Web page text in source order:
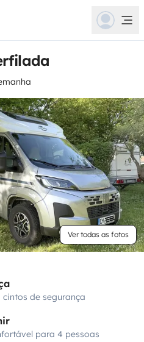
Ver todas as fotos
de segurança
para 4 pessoas